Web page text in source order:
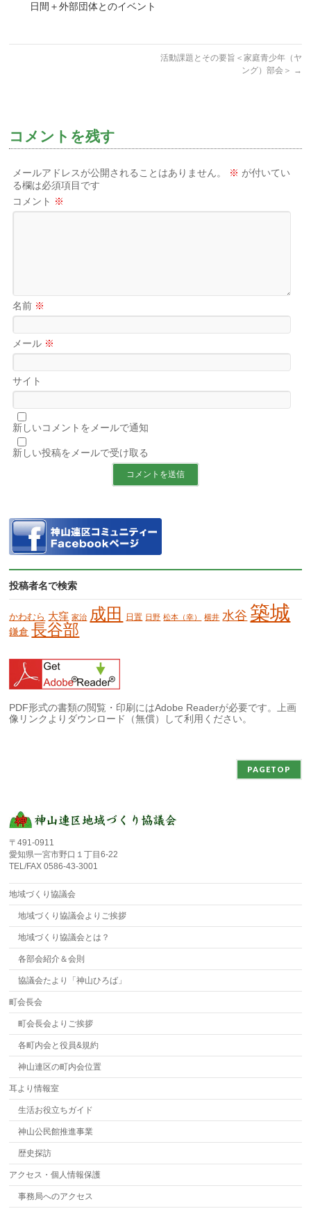
日間＋外部団体とのイベント
活動課題とその要旨＜家庭青少年（ヤ
ング）部会＞ →
コメントを残す
メールアドレスが公開されることはありません。 ※ が付いてい
る欄は必須項目です
コメント ※
名前 ※
メール ※
サイト
新しいコメントをメールで通知
新しい投稿をメールで受け取る
投稿者名で検索
かわむら 大窪 家治 成田 日置 日野 松本（幸） 横井 水谷 築城
鎌倉 長谷部
PDF形式の書類の閲覧・印刷にはAdobe Readerが必要です。上画
像リンクよりダウンロード（無償）して利用ください。
PAGETOP
〒491-0911
愛知県一宮市野口１丁目6-22
TEL/FAX 0586-43-3001
地域づくり協議会
地域づくり協議会よりご挨拶
地域づくり協議会とは？
各部会紹介＆会則
協議会たより「神山ひろば」
町会長会
町会長会よりご挨拶
各町内会と役員&規約
神山連区の町内会位置
耳より情報室
生活お役立ちガイド
神山公民館推進事業
歴史探訪
アクセス・個人情報保護
事務局へのアクセス